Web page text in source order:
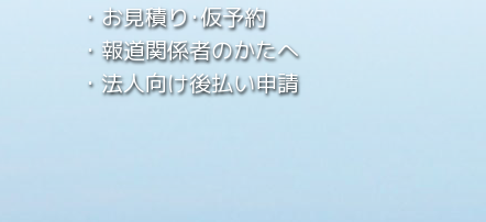
・お見積り･仮予約
・報道関係者のかたへ
・法人向け後払い申請